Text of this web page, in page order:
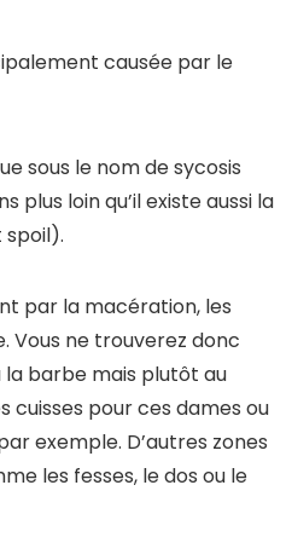
causée par le
sous le nom de sycosis
plus loin qu’il existe aussi la
par la macération, les
Vous ne trouverez donc
barbe mais plutôt au
cuisses pour ces dames ou
exemple. D’autres zones
les fesses, le dos ou le